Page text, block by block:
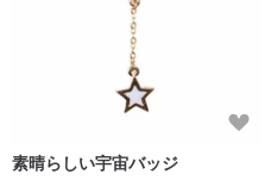
素晴らしい宇宙バッジ